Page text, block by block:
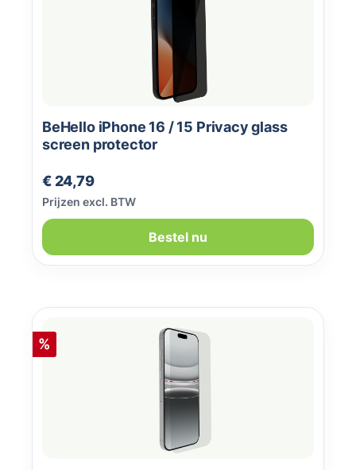
BeHello iPhone 16 / 15 Privacy glass
screen protector
Normale prijs:
€ 24,79
Prijzen excl. BTW
Bestel nu
Korting
%